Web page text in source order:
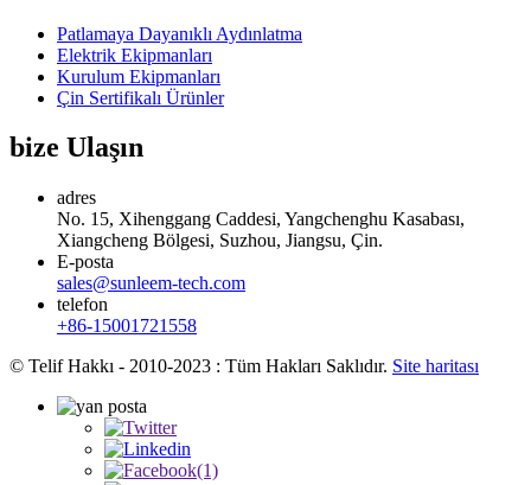
Patlamaya Dayanıklı Aydınlatma
Elektrik Ekipmanları
Kurulum Ekipmanları
Çin Sertifikalı Ürünler
bize Ulaşın
adres
No. 15, Xihenggang Caddesi, Yangchenghu Kasabası,
Xiangcheng Bölgesi, Suzhou, Jiangsu, Çin.
E-posta
sales@sunleem-tech.com
telefon
+86-15001721558
© Telif Hakkı - 2010-2023 : Tüm Hakları Saklıdır. Site haritası